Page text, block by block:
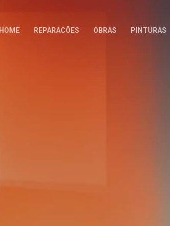
HOME REPARACÕES OBRAS PINTURAS